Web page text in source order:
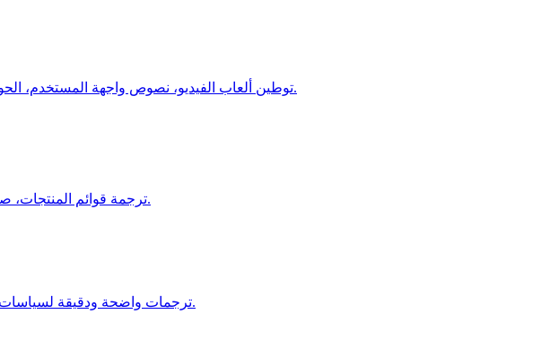
توطين ألعاب الفيديو، نصوص واجهة المستخدم، الحوارات، والمحتوى داخل اللعبة لتجارب متعددة اللغات غامرة.
ترجمة قوائم المنتجات، صفحات الدفع، والتواصل مع العملاء لزيادة المبيعات العالمية.
ترجمات واضحة ودقيقة لسياسات التأمين، المطالبات، والمستندات القانونية للأسواق الدولية.